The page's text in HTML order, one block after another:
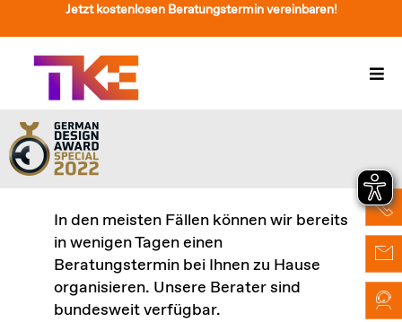
Inhalt
springen
Jetzt kostenlosen Beratungstermin vereinbaren!
Treppenlift
Preise
Service
Treppenliftberatung
Über Uns & Kontakt
In den meisten Fällen können wir bereits
in wenigen Tagen einen
Beratungstermin bei Ihnen zu Hause
organisieren. Unsere Berater sind
bundesweit verfügbar.